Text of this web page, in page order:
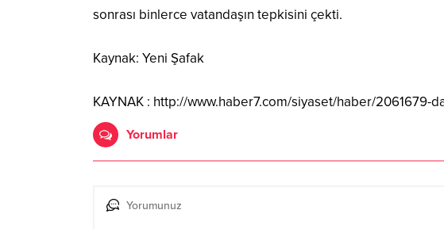
sonrası binlerce vatandaşın tepkisini çekti.
Kaynak: Yeni Şafak
KAYNAK : http://www.haber7.com/siyaset/haber/2061679-
Yorumlar